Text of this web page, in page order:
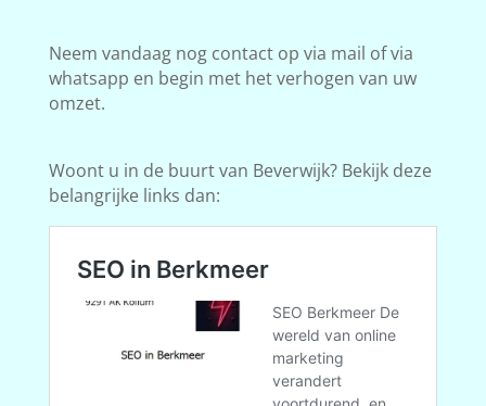
Neem vandaag nog contact op via mail of via
whatsapp en begin met het verhogen van uw
omzet.
Woont u in de buurt van Beverwijk? Bekijk deze
belangrijke links dan: